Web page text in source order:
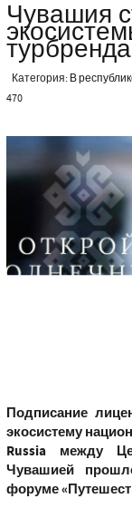
Чувашия
Категория: В
470
Подписание
экосистему
Russia между
Чувашией
форуме